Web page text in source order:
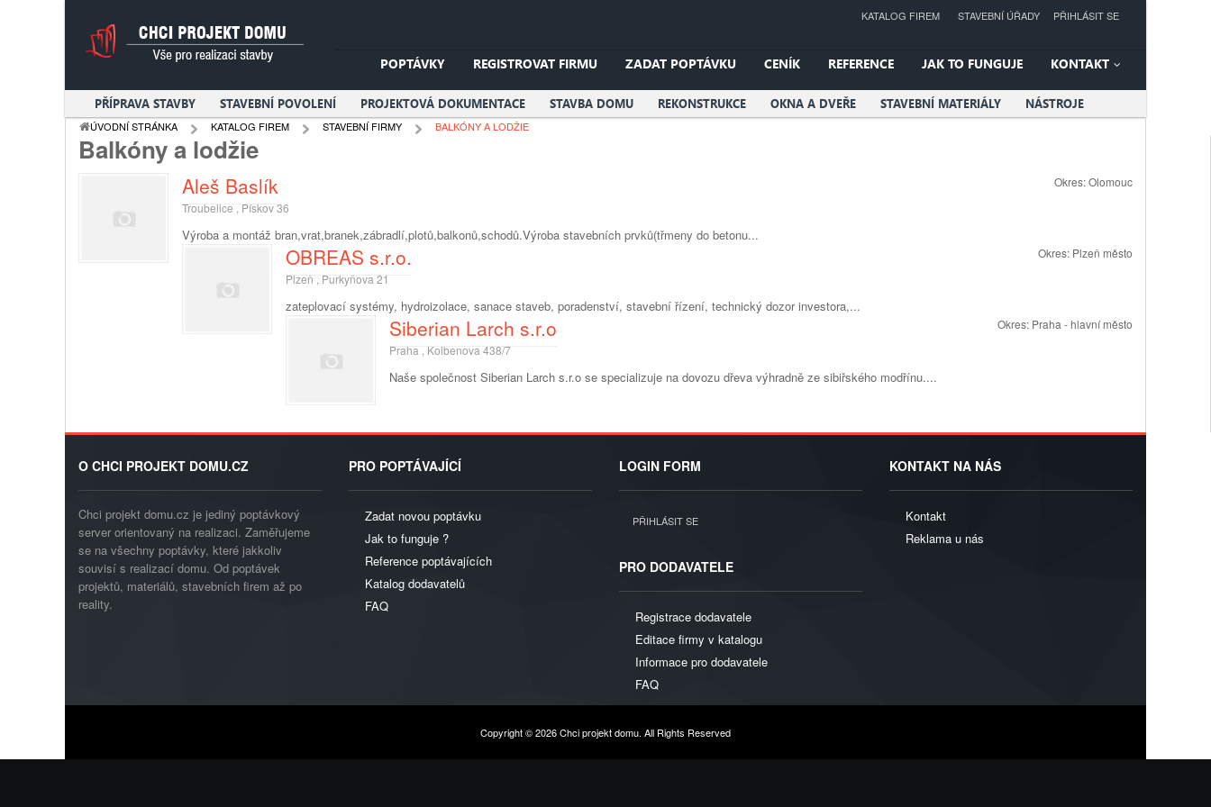
PŘIHLÁSIT SE
KATALOG FIREM STAVEBNÍ ÚŘADY
POPTÁVKY REGISTROVAT FIRMU ZADAT POPTÁVKU CENÍK REFERENCE JAK TO FUNGUJE KONTAKT
PŘÍPRAVA STAVBY STAVEBNÍ POVOLENÍ PROJEKTOVÁ DOKUMENTACE STAVBA DOMU REKONSTRUKCE OKNA A DVEŘE STAVEBNÍ MATERIÁLY NÁSTROJE
ÚVODNÍ STRÁNKA KATALOG FIREM STAVEBNÍ FIRMY BALKÓNY A LODŽIE
Balkóny a lodžie
Aleš Baslík Okres:Olomouc
Troubelice , Pískov 36
Výroba a montáž bran,vrat,branek,zábradlí,plotů,balkonů,schodů.Výroba stavebních prvků(třmeny do betonu...
OBREAS s.r.o. Okres: Plzeň město
Plzeň , Purkyňova 21
zateplovací systémy, hydroizolace, sanace staveb, poradenství, stavební řízení, technický dozor investora,...
Siberian Larch s.r.o Okres: Praha - hlavní město
Praha , Kolbenova 438/7
Naše společnost Siberian Larch s.r.o se specializuje na dovozu dřeva výhradně ze sibiřského modřínu....
O CHCI PROJEKT DOMU.CZ
Chci projekt domu.cz je jediný poptávkový
server orientovaný na realizaci. Zaměřujeme
se na všechny poptávky, které jakkoliv
souvisí s realizací domu. Od poptávek
projektů, materiálů, stavebních firem až po
reality.
PRO POPTÁVAJÍCÍ
Zadat novou poptávku
Jak to funguje ?
Reference poptávajících
Katalog dodavatelů
FAQ
LOGIN FORM
PŘIHLÁSIT SE
PRO DODAVATELE
Registrace dodavatele
Editace firmy v katalogu
Informace pro dodavatele
FAQ
KONTAKT NA NÁS
Kontakt
Reklama u nás
Copyright © 2026 Chci projekt domu. All Rights Reserved